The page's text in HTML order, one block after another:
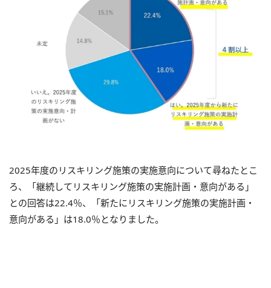
2025年度のリスキリング施策の実施意向について尋ねたとこ
ろ、「継続してリスキリング施策の実施計画・意向がある」
との回答は22.4％、「新たにリスキリング施策の実施計画・
意向がある」は18.0％となりました。